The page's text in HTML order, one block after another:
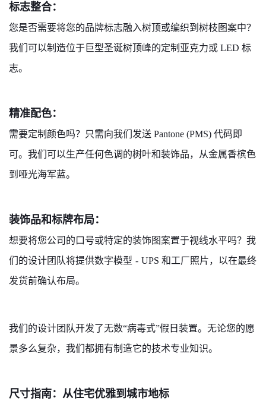
标志整合：
您是否需要将您的品牌标志融入树顶或编织到树枝图案中？
我们可以制造位于巨型圣诞树顶峰的定制亚克力或 LED 标
志。
精准配色：
需要定制颜色吗？只需向我们发送 Pantone (PMS) 代码即
可。我们可以生产任何色调的树叶和装饰品，从金属香槟色
到哑光海军蓝。
装饰品和标牌布局：
想要将您公司的口号或特定的装饰图案置于视线水平吗？我
们的设计团队将提供数字模型 - UPS 和工厂照片，以在最终
发货前确认布局。
我们的设计团队开发了无数“病毒式”假日装置。无论您的愿
景多么复杂，我们都拥有制造它的技术专业知识。
尺寸指南：从住宅优雅到城市地标